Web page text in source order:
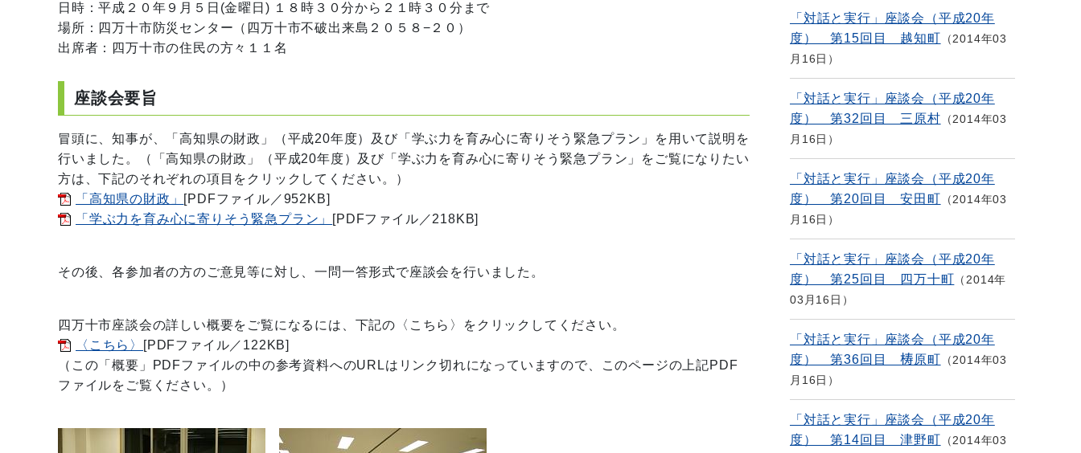
日時：平成２０年９月５日(金曜日) １８時３０分から２１時３０分まで
場所：四万十市防災センター（四万十市不破出来島２０５８−２０）
出席者：四万十市の住民の方々１１名
座談会要旨
冒頭に、知事が、「高知県の財政」（平成20年度）及び「学ぶ力を育み心に寄りそう緊急プラン」を用いて説明を
行いました。（「高知県の財政」（平成20年度）及び「学ぶ力を育み心に寄りそう緊急プラン」をご覧になりたい
方は、下記のそれぞれの項目をクリックしてください。）
「高知県の財政」 [PDFファイル／952KB]
「学ぶ力を育み心に寄りそう緊急プラン」
[PDFファイル／218KB]
その後、各参加者の方のご意見等に対し、一問一答形式で座談会を行いました。
四万十市座談会の詳しい概要をご覧になるには、下記の〈こちら〉をクリックしてください。
〈こちら〉
[PDFファイル／122KB]
（この「概要」PDFファイルの中の参考資料へのURLはリンク切れになっていますので、このページの上記PDF
ファイルをご覧ください。）
「対話と実行」座談会（平成20年
度） 第15回目 越知町
2014年03
月16日
「対話と実行」座談会（平成20年
度） 第32回目 三原村
2014年03
月16日
「対話と実行」座談会（平成20年
度） 第20回目 安田町
2014年03
月16日
「対話と実行」座談会（平成20年
度） 第25回目 四万十町
2014年
03月16日
「対話と実行」座談会（平成20年
度） 第36回目 梼原町
2014年03
月16日
「対話と実行」座談会（平成20年
度） 第14回目 津野町
2014年03